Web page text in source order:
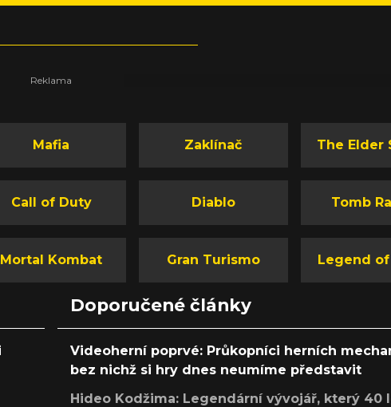
Mafia Zaklínač The Elder
Call of Duty Diablo Tomb
Mortal Kombat Gran Turismo Legend
Doporučené články
Videoherní poprvé: Průkopníci herních
bez nichž si hry dnes neumíme představit
Hideo Kodžima: Legendární vývojář, který 40